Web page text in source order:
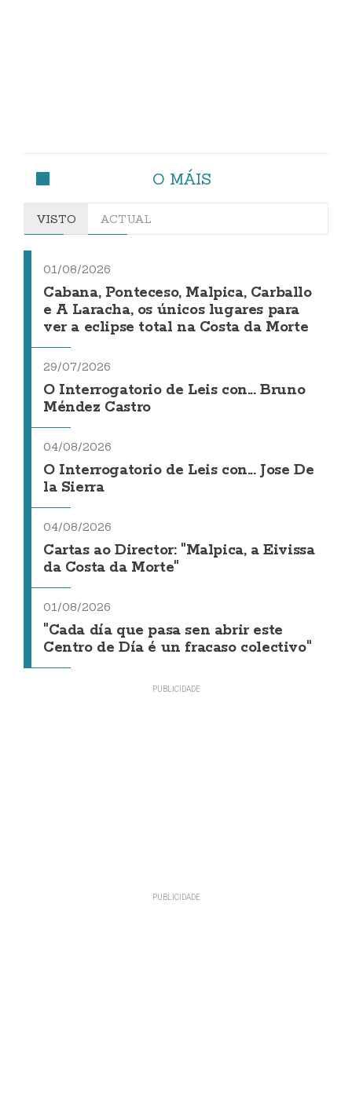
O MÁIS
VISTO ACTUAL
01/08/2026
Cabana, Ponteceso, Malpica, Carballo
e A Laracha, os únicos lugares para
ver a eclipse total na Costa da Morte
29/07/2026
O Interrogatorio de Leis con... Bruno
Méndez Castro
04/08/2026
O Interrogatorio de Leis con... Jose De
la Sierra
04/08/2026
Cartas ao Director: "Malpica, a Eivissa
da Costa da Morte"
01/08/2026
"Cada día que pasa sen abrir este
Centro de Día é un fracaso colectivo"